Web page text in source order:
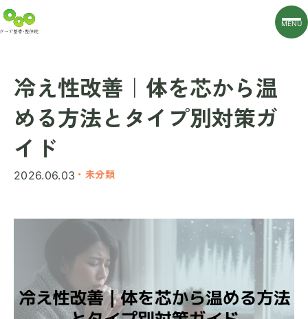
MENU
冷え性改善｜体を芯から温
める方法とタイプ別対策ガ
イド
2026.06.03 ・未分類